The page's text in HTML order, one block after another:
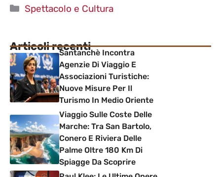
Categorie
Spettacolo e Cultura
Articoli recentiSantanchè Incontra
Agenzie Di Viaggio E
Associazioni Turistiche:
Nuove Misure Per Il
Turismo In Medio Oriente
Viaggio Sulle Coste Delle
Marche: Tra San Bartolo,
Conero E Riviera Delle
Palme Oltre 180 Km Di
Spiagge Da Scoprire